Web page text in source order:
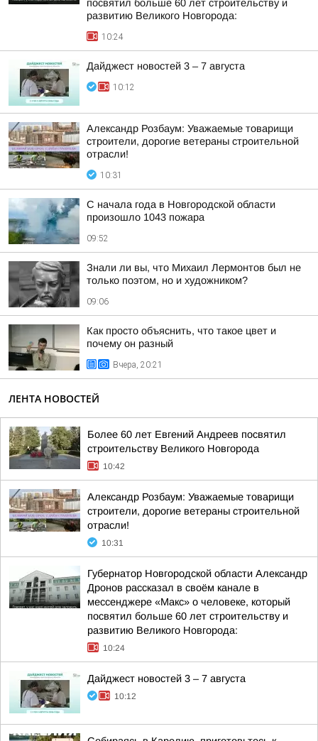
посвятил больше 60 лет строительству и
развитию Великого Новгорода:
10:24
Дайджест новостей 3 – 7 августа
10:12
Александр Розбаум: Уважаемые товарищи
строители, дорогие ветераны строительной
отрасли!
10:31
С начала года в Новгородской области
произошло 1043 пожара
09:52
Знали ли вы, что Михаил Лермонтов был не
только поэтом, но и художником?
09:06
Как просто объяснить, что такое цвет и
почему он разный
Вчера, 20:21
ЛЕНТА НОВОСТЕЙ
Более 60 лет Евгений Андреев посвятил
строительству Великого Новгорода
10:42
Александр Розбаум: Уважаемые товарищи
строители, дорогие ветераны строительной
отрасли!
10:31
Губернатор Новгородской области Александр
Дронов рассказал в своём канале в
мессенджере «Макс» о человеке, который
посвятил больше 60 лет строительству и
развитию Великого Новгорода:
10:24
Дайджест новостей 3 – 7 августа
10:12